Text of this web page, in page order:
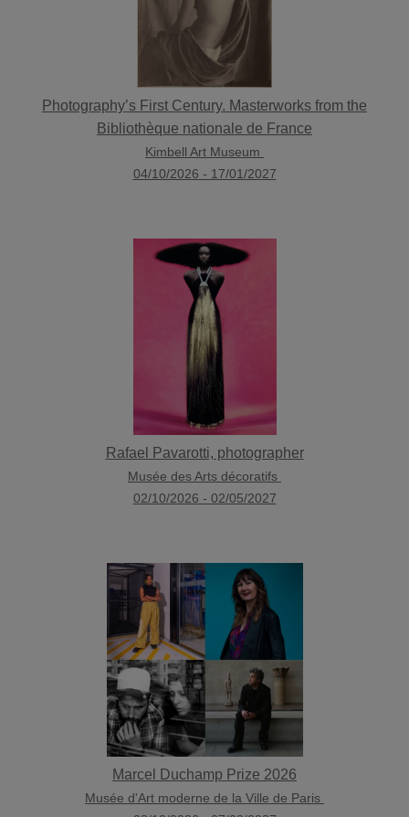
Photography’s First Century. Masterworks from the
Bibliothèque nationale de France
Kimbell Art Museum
04/10/2026 - 17/01/2027
Rafael Pavarotti, photographer
Musée des Arts décoratifs
02/10/2026 - 02/05/2027
Marcel Duchamp Prize 2026
Musée d'Art moderne de la Ville de Paris